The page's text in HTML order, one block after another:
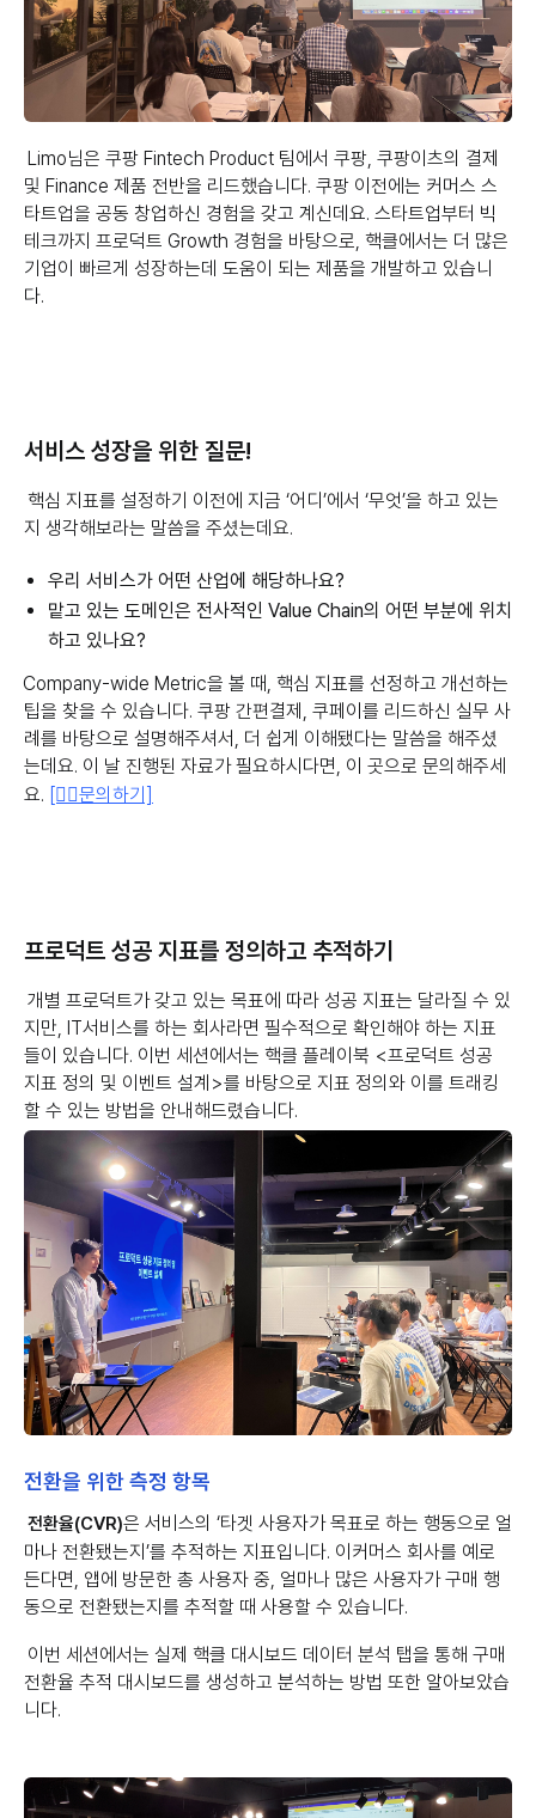
Limo님은 쿠팡 Fintech Product 팀에서 쿠팡, 쿠팡이츠의 결제
및 Finance 제품 전반을 리드했습니다. 쿠팡 이전에는 커머스 스
타트업을 공동 창업하신 경험을 갖고 계신데요. 스타트업부터 빅
테크까지 프로덕트 Growth 경험을 바탕으로, 핵클에서는 더 많은
기업이 빠르게 성장하는데 도움이 되는 제품을 개발하고 있습니
다.
서비스 성장을 위한 질문!
핵심 지표를 설정하기 이전에 지금 ‘어디’에서 ‘무엇’을 하고 있는
지 생각해보라는 말씀을 주셨는데요.
우리 서비스가 어떤 산업에 해당하나요?
맡고 있는 도메인은 전사적인 Value Chain의 어떤 부분에 위치
하고 있나요?
Company-wide Metric을 볼 때, 핵심 지표를 선정하고 개선하는
팁을 찾을 수 있습니다. 쿠팡 간편결제, 쿠페이를 리드하신 실무 사
례를 바탕으로 설명해주셔서, 더 쉽게 이해됐다는 말씀을 해주셨
는데요. 이 날 진행된 자료가 필요하시다면, 이 곳으로 문의해주세
요. [👉🏻문의하기]
프로덕트 성공 지표를 정의하고 추적하기
개별 프로덕트가 갖고 있는 목표에 따라 성공 지표는 달라질 수 있
지만, IT서비스를 하는 회사라면 필수적으로 확인해야 하는 지표
들이 있습니다. 이번 세션에서는 핵클 플레이북 <프로덕트 성공
지표 정의 및 이벤트 설계>를 바탕으로 지표 정의와 이를 트래킹
할 수 있는 방법을 안내해드렸습니다.
전환을 위한 측정 항목
전환율(CVR)은 서비스의 ‘타겟 사용자가 목표로 하는 행동으로 얼
마나 전환됐는지’를 추적하는 지표입니다. 이커머스 회사를 예로
든다면, 앱에 방문한 총 사용자 중, 얼마나 많은 사용자가 구매 행
동으로 전환됐는지를 추적할 때 사용할 수 있습니다.
이번 세션에서는 실제 핵클 대시보드 데이터 분석 탭을 통해 구매
전환율 추적 대시보드를 생성하고 분석하는 방법 또한 알아보았습
니다.